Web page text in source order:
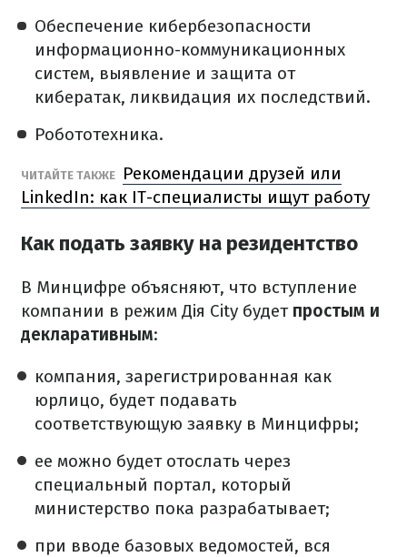
Обеспечение кибербезопасности
информационно-коммуникационных
систем, выявление и защита от
кибератак, ликвидация их последствий.
Робототехника.
ЧИТАЙТЕ ТАКЖЕ
Рекомендации друзей или
LinkedIn: как IT-специалисты ищут работу
Как подать заявку на резидентство
В Минцифре объясняют, что вступление
компании в режим Дія City будет простым и
декларативным:
компания, зарегистрированная как
юрлицо, будет подавать
соответствующую заявку в Минцифры;
ее можно будет отослать через
специальный портал, который
министерство пока разрабатывает;
при вводе базовых ведомостей, вся